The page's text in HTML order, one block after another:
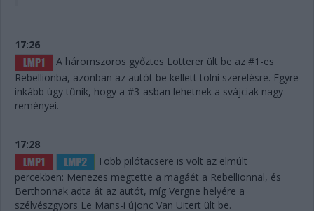
17:26
A háromszoros győztes Lotterer ült be az #1-es
Rebellionba, azonban az autót be kellett tolni szerelésre. Egyre
inkább úgy tűnik, hogy a #3-asban lehetnek a svájciak nagy
reményei.
17:28
Több pilótacsere is volt az elmúlt
percekben: Menezes megtette a magáét a Rebellionnal, és
Berthonnak adta át az autót, míg Vergne helyére a
szélvészgyors Le Mans-i újonc Van Uitert ült be.